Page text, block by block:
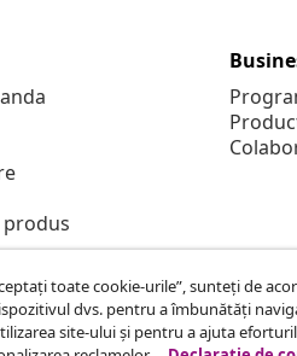
toate cookie-urile”, sunteți de
dvs. pentru a îmbunătăți
site-ului și pentru a ajuta